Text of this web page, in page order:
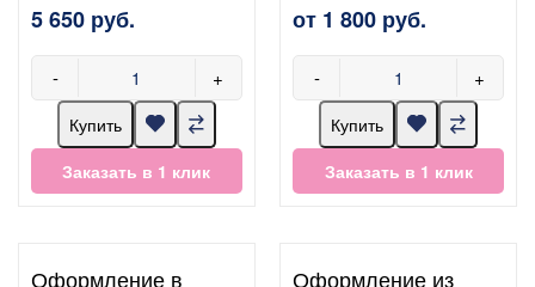
5 650 руб.
- +
Купить
Заказать в 1 клик
от 1 800 руб.
- +
Купить
Заказать в 1 клик
Оформление в Оформление из